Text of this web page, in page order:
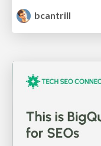
bcantrill